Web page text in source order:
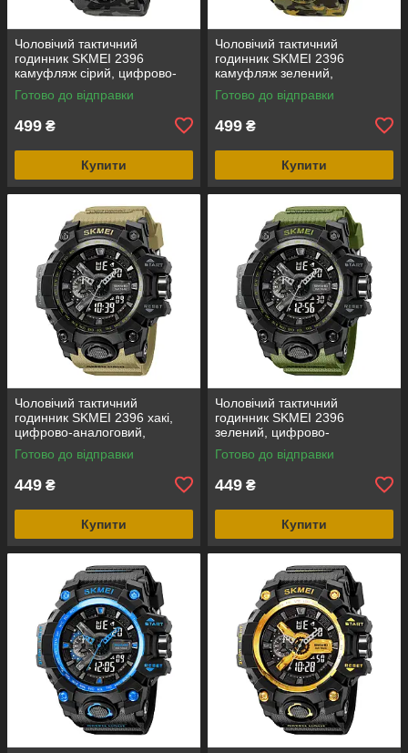
Чоловічий тактичний
годинник SKMEI 2396
камуфляж сірий, цифрово-
аналоговий, водозахист 5
ATM
Готово до відправки
499 ₴
Купити
Чоловічий тактичний
годинник SKMEI 2396
камуфляж зелений,
цифрово-аналоговий,
водозахист 5 ATM
Готово до відправки
499 ₴
Купити
Чоловічий тактичний
годинник SKMEI 2396 хакі,
цифрово-аналоговий,
водозахист 5 ATM
Готово до відправки
449 ₴
Купити
Чоловічий тактичний
годинник SKMEI 2396
зелений, цифрово-
аналоговий, водозахист 5
ATM
Готово до відправки
449 ₴
Купити